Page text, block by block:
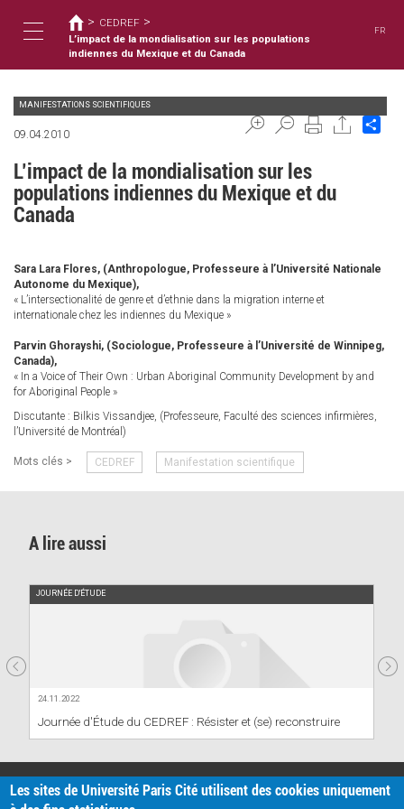
容
Toggle
navigation
您
在
這
裡
> CEDREF >
L’impact de la mondialisation sur les populations
indiennes du Mexique et du Canada
FR
MANIFESTATIONS SCIENTIFIQUES
09.04.2010
L’impact de la mondialisation sur les
populations indiennes du Mexique et du
Canada
Sara Lara Flores, (Anthropologue, Professeure à l’Université Nationale
Autonome du Mexique),
« L’intersectionalité de genre et d’ethnie dans la migration interne et
internationale chez les indiennes du Mexique »
Parvin Ghorayshi, (Sociologue, Professeure à l’Université de Winnipeg,
Canada),
« In a Voice of Their Own : Urban Aboriginal Community Development by and
for Aboriginal People »
Discutante : Bilkis Vissandjee, (Professeure, Faculté des sciences infirmières,
l’Université de Montréal)
Mots clés > CEDREF Manifestation scientifique
A lire aussi
JOURNÉE D'ÉTUDE
24.11.2022
Journée d'Étude du CEDREF : Résister et (se) reconstruire
PRATIQUE
Plan d'accès
Les sites de Université Paris Cité utilisent des cookies uniquement